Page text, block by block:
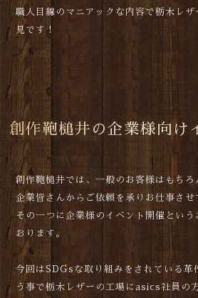
職人目線のマニアックな内容で栃木レザ
見です！
創作鞄槌井の企業様向け
創作鞄槌井では、一般のお客様はもち
企業皆さんからご依頼を承りお仕事させ
その一つに企業様のイベント開催という
おります。
今回はSDGsな取り組みをされている革
う事で栃木レザーの工場にasics社員の